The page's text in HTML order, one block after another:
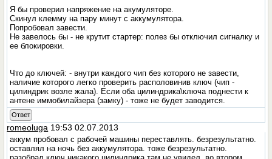
Я бы проверил напряжение на акумуляторе.
Скинул клемму на пару минут с аккумулятора.
Попробовал завести.
Не завелось бы - не крутит стартер: полез бы отключил сигналку и
ее блокировки.
Что до ключей: - внутри каждого чип без которого не завести,
наличие которого легко проверить располовинив ключ (чип -
цилиндрик возле жала). Если оба цилиндрика\ключа поднести к
антене иммобилайзера (замку) - тоже не будет заводится.
Ответ
romeoluga 19:53 02.07.2013
аккум пробовал с рабочей машины переставлять. безрезультатно.
оставлял на ночь без аккумулятора. тоже безрезультатно.